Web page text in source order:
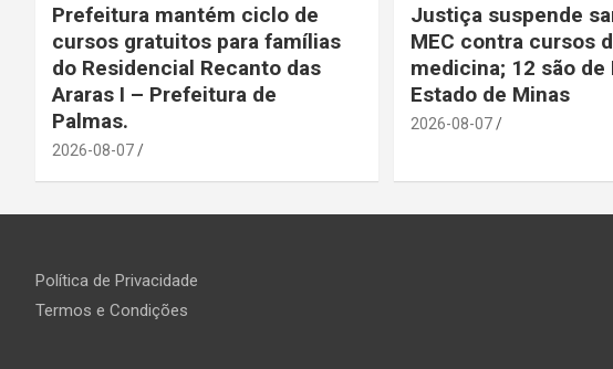
Prefeitura mantém ciclo de
cursos gratuitos para famílias
do Residencial Recanto das
Araras I – Prefeitura de
Palmas.
2026-08-07
Justiça suspende
MEC contra cursos
medicina; 12 são de
Estado de Minas
2026-08-07
Política de Privacidade
Termos e Condições